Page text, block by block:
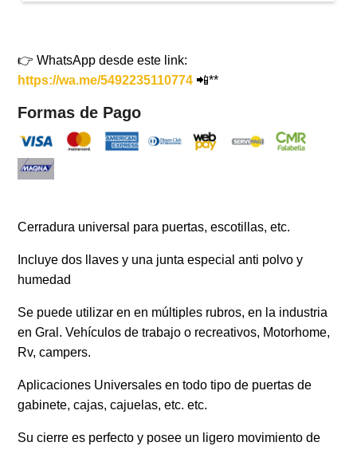
👉 WhatsApp desde este link:
https://wa.me/5492235110774 📲**
Formas de Pago
Cerradura universal para puertas, escotillas, etc.
Incluye dos llaves y una junta especial anti polvo y
humedad
Se puede utilizar en en múltiples rubros, en la industria
en Gral. Vehículos de trabajo o recreativos, Motorhome,
Rv, campers.
Aplicaciones Universales en todo tipo de puertas de
gabinete, cajas, cajuelas, etc. etc.
Su cierre es perfecto y posee un ligero movimiento de